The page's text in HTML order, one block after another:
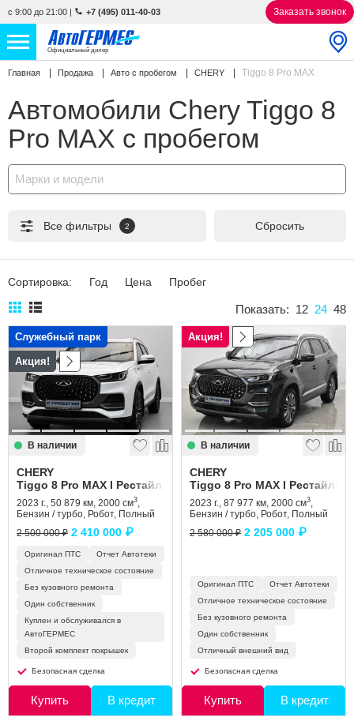
с 9:00 до 21:00 | +7 (495) 011-40-03 Заказать звонок
Официальный дилер
НОВЫЕ АВТОМОБИЛИ 4866 авто
С ПРОБЕГОМ 858 авто
УСЛУГИ
АКЦИИ
КОНТАКТЫ
Избранное
Сравнение
Личный кабинет
Главная Продажа Авто с пробегом CHERY Tiggo 8 Pro MAX
Автомобили Chery Tiggo 8
Pro MAX с пробегом
Марки и модели
Все фильтры 2 Сбросить
Сортировка: Год Цена Пробег
Показать: 12 24 48
Служебный парк
Акция!
В наличии
CHERY
Tiggo 8 Pro MAX I Рестайлинг
2023 г., 50 879 км, 2000 см3,
Бензин / турбо, Робот, Полный
2 500 000 ₽ 2 410 000 ₽
Оригинал ПТС
Отчет Автотеки
Отличное техническое состояние
Без кузовного ремонта
Один собственник
Куплен и обслуживался в
АвтоГЕРМЕС
Второй комплект покрышек
Безопасная сделка
Купить В кредит
Акция!
В наличии
CHERY
Tiggo 8 Pro MAX I Рестайлинг
2023 г., 87 977 км, 2000 см3,
Бензин / турбо, Робот, Полный
2 580 000 ₽ 2 205 000 ₽
Оригинал ПТС
Отчет Автотеки
Отличное техническое состояние
Без кузовного ремонта
Один собственник
Отличный внешний вид
Безопасная сделка
Купить В кредит